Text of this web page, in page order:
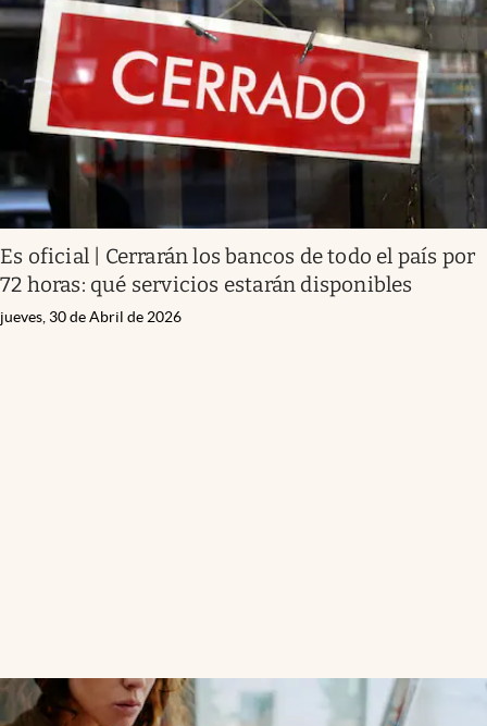
Es oficial | Cerrarán los bancos de todo el país por
72 horas: qué servicios estarán disponibles
jueves, 30 de Abril de 2026